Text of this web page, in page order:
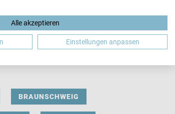
DE
BRAUNSCHWEIG
Alle akzeptieren
Einstellungen anpassen